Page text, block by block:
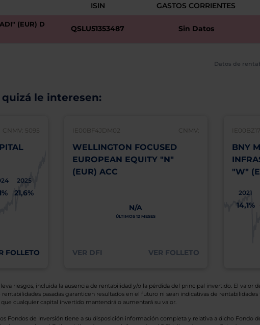
ISIN GASTOS CORRIENTES
(EUR) D
QSLU51353487 Sin Datos
Datos de
le interesen:
CNMV: 5095
2025
21,6%
FOLLETO
IE00BF4JDM02 CNMV:
WELLINGTON FOCUSED
EUROPEAN EQUITY "N"
(EUR) ACC
N/A
ÚLTIMOS 12 MESES
VER DFI VER FOLLETO
BNY
"W"
2021
14,1%
riesgos, incluida la ausencia de rentabilidad y/o la pérdida del principal invertido. El valor
pasadas garanticen resultados en el futuro ni sean indicativas de
cualquier capital invertido mantendrá o aumentará su valor.
Fondos de Inversión tiene a su disposición información completa y relativa a dicho Fondo